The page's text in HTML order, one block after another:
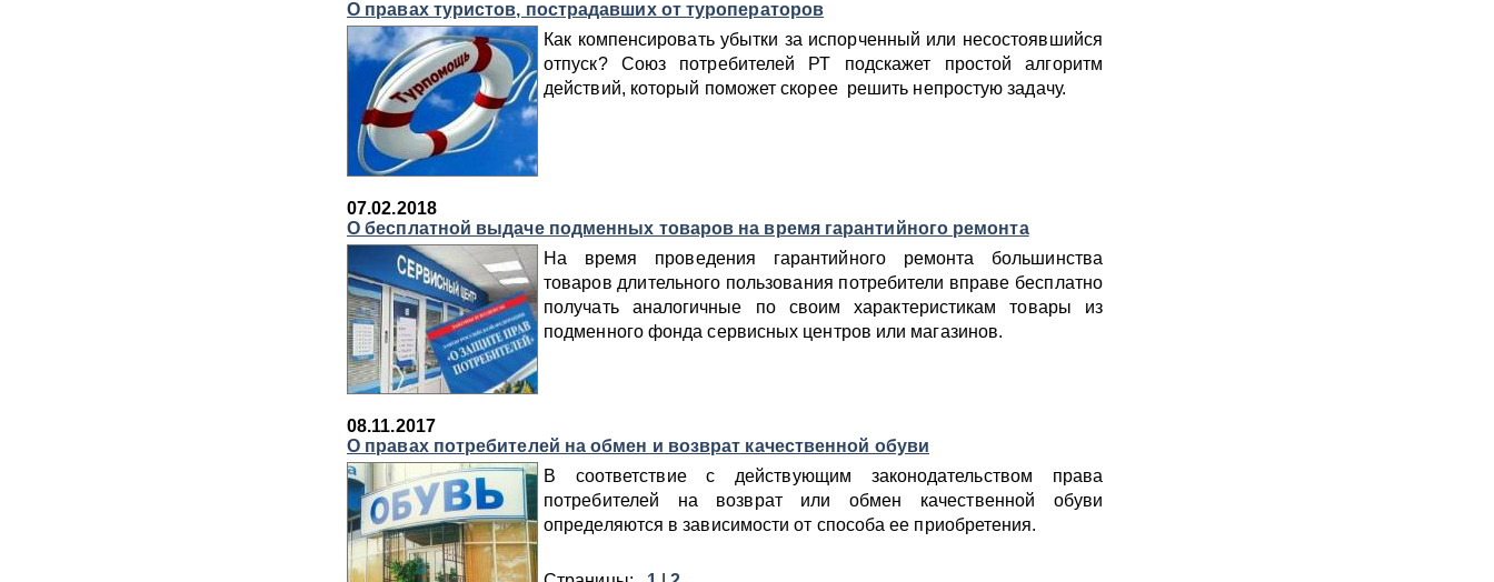
О правах туристов, пострадавших от туроператоров
Как компенсировать убытки за испорченный или несостоявшийся
отпуск? Союз потребителей РТ подскажет простой алгоритм
действий, который поможет скорее решить непростую задачу.
07.02.2018
О бесплатной выдаче подменных товаров на время гарантийного ремонта
На время проведения гарантийного ремонта большинства
товаров длительного пользования потребители вправе бесплатно
получать аналогичные по своим характеристикам товары из
подменного фонда сервисных центров или магазинов.
08.11.2017
О правах потребителей на обмен и возврат качественной обуви
В соответствие с действующим законодательством права
потребителей на возврат или обмен качественной обуви
определяются в зависимости от способа ее приобретения.